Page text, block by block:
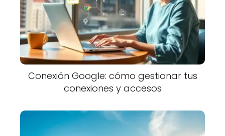
Conexión Google: cómo gestionar tus
conexiones y accesos